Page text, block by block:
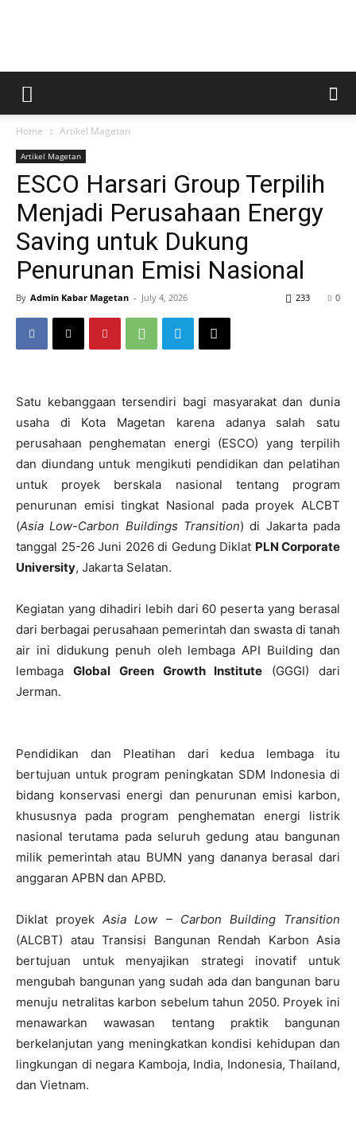
Kabar
Home Artikel Magetan
Artikel Magetan
ESCO Harsari Group Terpilih
Menjadi Perusahaan Energy
Saving untuk Dukung
Penurunan Emisi Nasional
By Admin Kabar Magetan - July 4, 2026 0
233
Satu kebanggaan tersendiri bagi masyarakat dan dunia
usaha di Kota Magetan karena adanya salah satu
perusahaan penghematan energi (ESCO) yang terpilih
dan diundang untuk mengikuti pendidikan dan pelatihan
untuk proyek berskala nasional tentang program
penurunan emisi tingkat Nasional pada proyek ALCBT
(Asia Low-Carbon Buildings Transition) di Jakarta pada
tanggal 25-26 Juni 2026 di Gedung Diklat PLN Corporate
University, Jakarta Selatan.
Kegiatan yang dihadiri lebih dari 60 peserta yang berasal
dari berbagai perusahaan pemerintah dan swasta di tanah
air ini didukung penuh oleh lembaga API Building dan
lembaga Global Green Growth Institute (GGGI) dari
Jerman.
Pendidikan dan Pleatihan dari kedua lembaga itu
bertujuan untuk program peningkatan SDM Indonesia di
bidang konservasi energi dan penurunan emisi karbon,
khususnya pada program penghematan energi listrik
nasional terutama pada seluruh gedung atau bangunan
milik pemerintah atau BUMN yang dananya berasal dari
anggaran APBN dan APBD.
Diklat proyekAsia Low – Carbon Building Transition
(ALCBT) atau Transisi Bangunan Rendah Karbon Asia
bertujuan untuk menyajikan strategi inovatif untuk
mengubah bangunan yang sudah ada dan bangunan baru
menuju netralitas karbon sebelum tahun 2050. Proyek ini
menawarkan wawasan tentang praktik bangunan
berkelanjutan yang meningkatkan kondisi kehidupan dan
lingkungan di negara Kamboja, India, Indonesia, Thailand,
dan Vietnam.